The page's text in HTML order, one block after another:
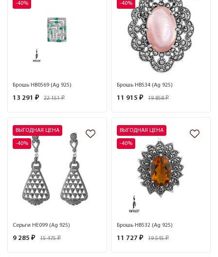
-40%
Брошь HB0569 (Ag 925)
13 291 ₽ 22 151 ₽
-40%
Брошь HB534 (Ag 925)
11 915 ₽ 19 858 ₽
ВЫГОДНАЯ ЦЕНА
-40%
Серьги HE099 (Ag 925)
9 285 ₽ 15 475 ₽
ВЫГОДНАЯ ЦЕНА
-40%
Брошь HB532 (Ag 925)
11 727 ₽ 19 545 ₽